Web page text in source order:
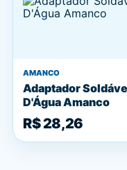
AMANCO
Adaptador
D'Água Amanco
R$ 28,26